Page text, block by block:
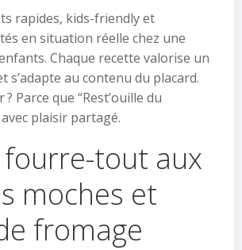
rapides, kids-friendly et
en situation réelle chez une
Chaque recette valorise un
s’adapte au contenu du placard.
Parce que “Rest’ouille du
plaisir partagé.
fourre-tout aux
moches et
fromage